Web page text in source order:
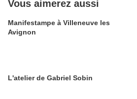
Vous aimerez aussi
Manifestampe à Villeneuve les
Avignon
L'atelier de Gabriel Sobin